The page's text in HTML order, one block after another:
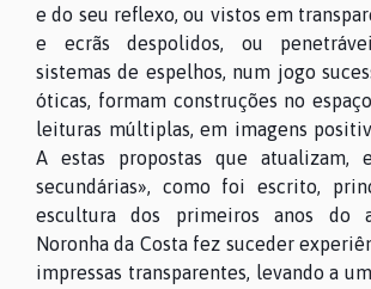
e do seu reflexo, ou vistos em
e ecrãs despolidos, ou
sistemas de espelhos, num jogo
óticas, formam construções no
leituras múltiplas, em imagens
A estas propostas que atualizam,
secundárias», como foi escrito,
escultura dos primeiros anos do
Noronha da Costa fez suceder
impressas transparentes, levando a